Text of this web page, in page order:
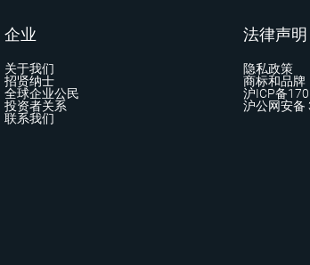
企业
关于我们
招贤纳士
全球企业公民
投资者关系
联系我们
法律声明
隐私政策
商标和品牌
沪ICP备
沪公网安备